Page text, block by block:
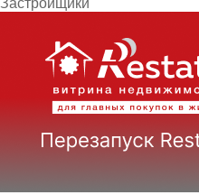
Застройщики